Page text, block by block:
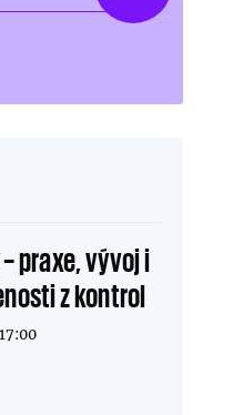
praxe, vývoj i
z kontrol